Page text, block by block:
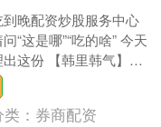
晚配资炒股服务中心
“这是哪”“吃的啥” 今天
这份 【韩里韩气】逛
】 牛旺烤肉店，把韩
： 券商配资